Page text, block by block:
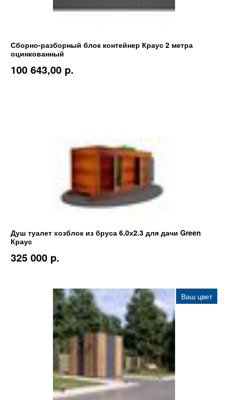
Сборно-разборный блок контейнер Краус 2 метра
оцинкованный
100 643,00 p.
Душ туалет хозблок из бруса 6.0х2.3 для дачи Green
Краус
325 000 p.
Ваш цвет